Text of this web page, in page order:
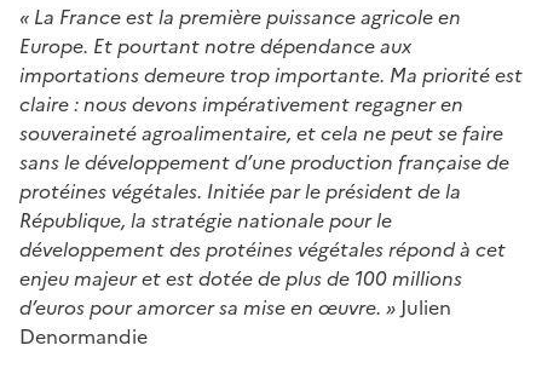
« La France est la première puissance agricole en
Europe. Et pourtant notre dépendance aux
importations demeure trop importante. Ma priorité est
claire : nous devons impérativement regagner en
souveraineté agroalimentaire, et cela ne peut se faire
sans le développement d’une production française de
protéines végétales. Initiée par le président de la
République, la stratégie nationale pour le
développement des protéines végétales répond à cet
enjeu majeur et est dotée de plus de 100 millions
d’euros pour amorcer sa mise en œuvre. » Julien
Denormandie